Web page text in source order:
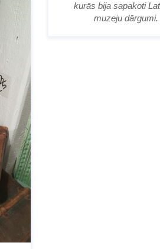
kurās bija sapakoti
muzeju dārgumi.